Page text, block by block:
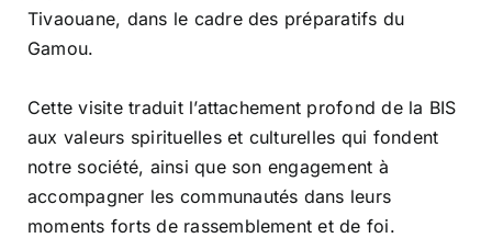
Tivaouane, dans le cadre des préparatifs du
Gamou.
Cette visite traduit l’attachement profond de la BIS
aux valeurs spirituelles et culturelles qui fondent
notre société, ainsi que son engagement à
accompagner les communautés dans leurs
moments forts de rassemblement et de foi.